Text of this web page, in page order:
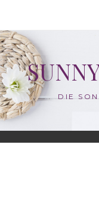
content
DIE